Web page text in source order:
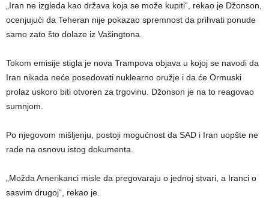
„Iran ne izgleda kao država koja se može kupiti“, rekao je Džonson,
ocenjujući da Teheran nije pokazao spremnost da prihvati ponude
samo zato što dolaze iz Vašingtona.
Tokom emisije stigla je nova Trampova objava u kojoj se navodi da
Iran nikada neće posedovati nuklearno oružje i da će Ormuski
prolaz uskoro biti otvoren za trgovinu. Džonson je na to reagovao
sumnjom.
Po njegovom mišljenju, postoji mogućnost da SAD i Iran uopšte ne
rade na osnovu istog dokumenta.
„Možda Amerikanci misle da pregovaraju o jednoj stvari, a Iranci o
sasvim drugoj“, rekao je.